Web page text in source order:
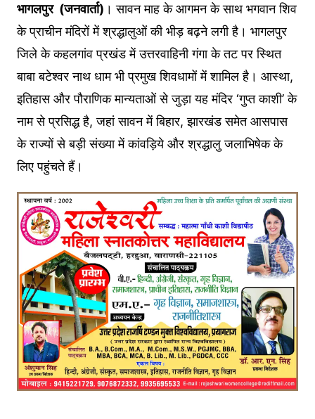
भागलपुर (जनवार्ता) । सावन माह के आगमन के साथ भगवान शिव
के प्राचीन मंदिरों में श्रद्धालुओं की भीड़ बढ़ने लगी है। भागलपुर
जिले के कहलगांव प्रखंड में उत्तरवाहिनी गंगा के तट पर स्थित
बाबा बटेश्वर नाथ धाम भी प्रमुख शिवधामों में शामिल है। आस्था,
इतिहास और पौराणिक मान्यताओं से जुड़ा यह मंदिर ‘गुप्त काशी’ के
नाम से प्रसिद्ध है, जहां सावन में बिहार, झारखंड समेत आसपास
के राज्यों से बड़ी संख्या में कांवड़िये और श्रद्धालु जलाभिषेक के
लिए पहुंचते हैं।